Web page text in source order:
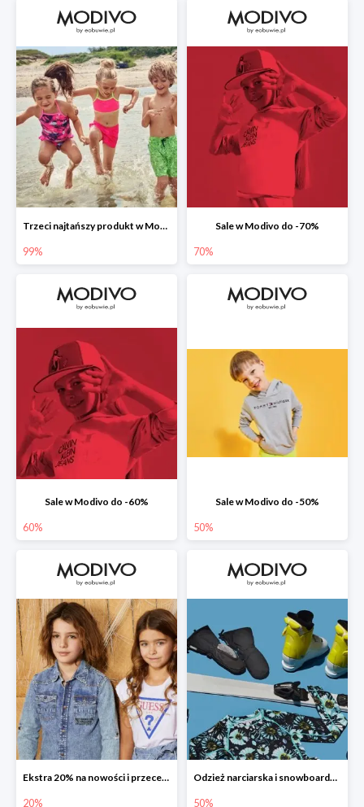
Trzeci najtańszy produkt w Modivo -99%
99%
Sale w Modivo do -70%
70%
Sale w Modivo do -60%
60%
Sale w Modivo do -50%
50%
Ekstra 20% na nowości i przeceny
20%
Odzież narciarska i snowboardowa w Modivo do -50%
50%